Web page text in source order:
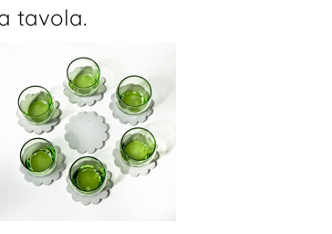
tavola.